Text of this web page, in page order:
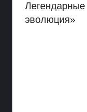
эволюция»